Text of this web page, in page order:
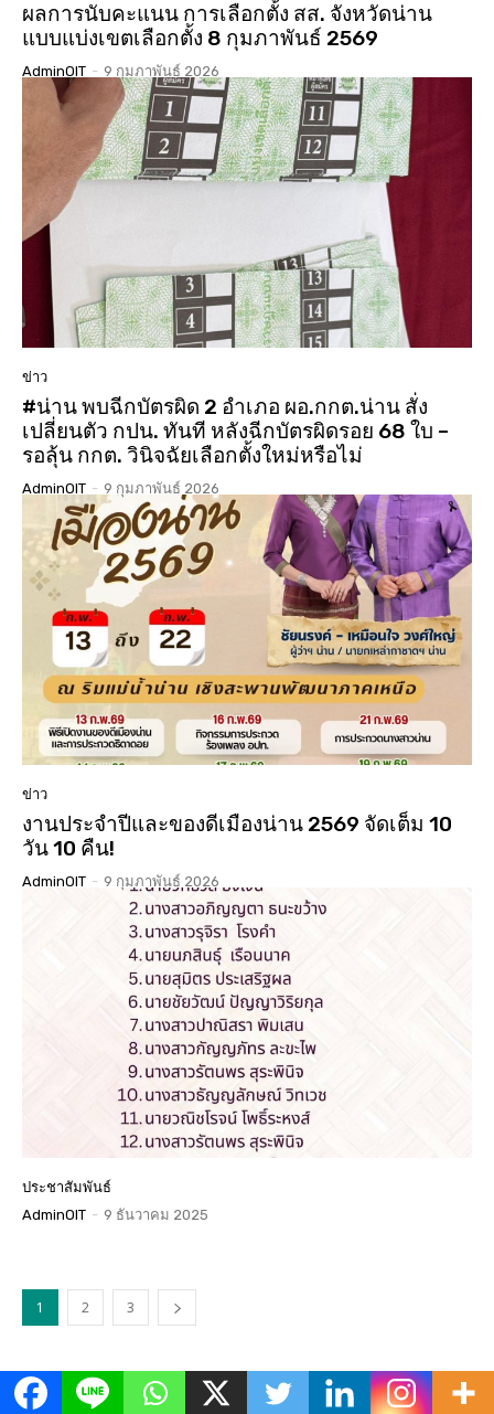
ผลการนับคะแนน การเลือกตั้ง สส. จังหวัดน่าน
แบบแบ่งเขตเลือกตั้ง 8 กุมภาพันธ์ 2569
AdminOIT - 9 กุมภาพันธ์ 2026
ข่าว
#น่าน พบฉีกบัตรผิด 2 อำเภอ ผอ.กกต.น่าน สั่ง
เปลี่ยนตัว กปน. ทันที หลังฉีกบัตรผิดรอย 68 ใบ –
รอลุ้น กกต. วินิจฉัยเลือกตั้งใหม่หรือไม่
AdminOIT - 9 กุมภาพันธ์ 2026
ข่าว
งานประจำปีและของดีเมืองน่าน 2569 จัดเต็ม 10
วัน 10 คืน!
AdminOIT - 9 กุมภาพันธ์ 2026
ประชาสัมพันธ์
AdminOIT - 9 ธันวาคม 2025
1 2 3
ข่าวเด่น All